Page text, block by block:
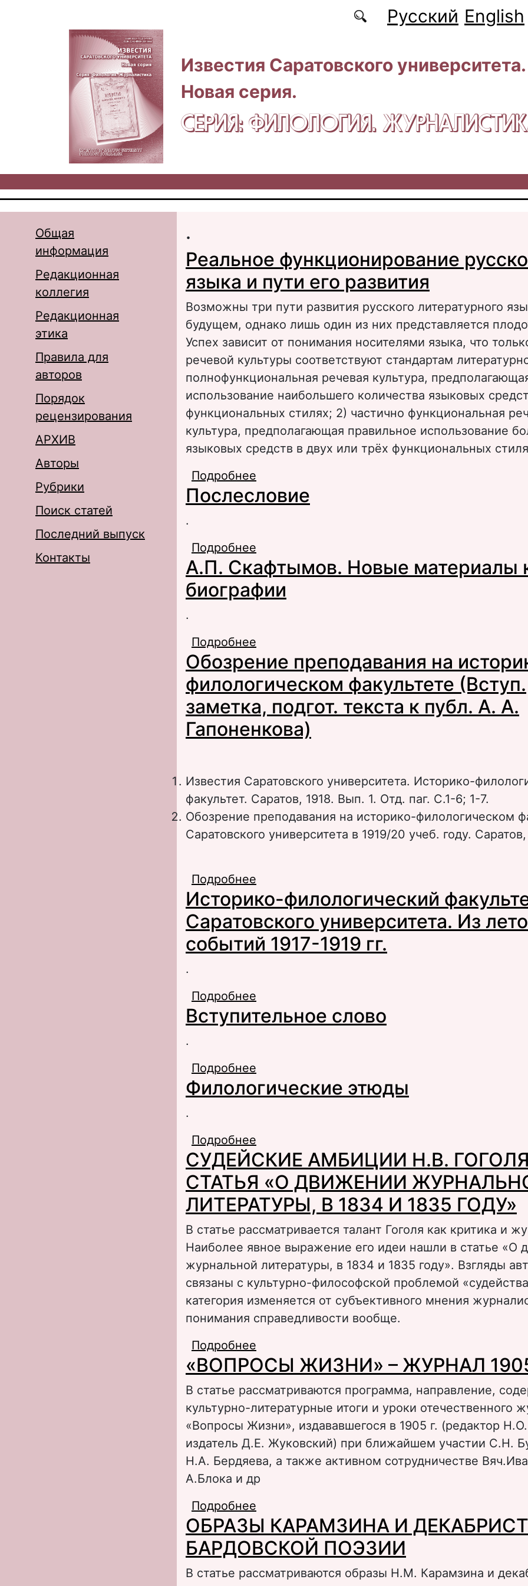
Русский English
Известия Саратовского университета.
Новая серия.
СЕРИЯ: ФИЛОЛОГИЯ.
Общая
информация
Редакционная
коллегия
Редакционная
этика
Правила для
авторов
Порядок
рецензирования
АРХИВ
Авторы
Рубрики
Поиск статей
Последний выпуск
Контакты
.
Реальное функционирование
языка и пути его развития
Возможны три пути развития русского литературного
будущем, однако лишь один из них представляется
Успех зависит от понимания носителями языка, что
речевой культуры соответствуют стандартам
полнофункциональная речевая культура,
использование наибольшего количества языковых
функциональных стилях; 2) частично функциональная
культура, предполагающая правильное использование
языковых средств в двух или трёх функциональных
Подробнее
развития
Послесловие
.
Подробнее
А.П. Скафтымов. Новые материалы
биографии
.
Подробнее
Обозрение преподавания на
филологическом факультете (Вступ.
заметка, подгот. текста к публ. А. А.
Гапоненкова)
Известия Саратовского университета. Историко-
факультет. Саратов, 1918. Вып. 1. Отд. паг. С.1-6; 1-7.
Обозрение преподавания на историко-филологическом
Саратовского университета в 1919/20 учеб. году. Саратов,
Подробнее
факультете (Вступ. заметка, подгот. текста к
Гапоненкова)
Историко-филологический
Саратовского университета. Из
событий 1917-1919 гг.
.
Подробнее
университета. Из летописи событий 1917-1919
Вступительное слово
.
Подробнее
Филологические этюды
.
Подробнее
СУДЕЙСКИЕ АМБИЦИИ Н.В.
СТАТЬЯ «О ДВИЖЕНИИ
ЛИТЕРАТУРЫ, В 1834 И 1835 ГОДУ»
В статье рассматривается талант Гоголя как критика и
Наиболее явное выражение его идеи нашли в статье «О
журнальной литературы, в 1834 и 1835 году». Взгляды
связаны с культурно-философской проблемой
категория изменяется от субъективного мнения
понимания справедливости вообще.
Подробнее
ДВИЖЕНИИ ЖУРНАЛЬНОЙ ЛИТЕРАТУРЫ, В
«ВОПРОСЫ ЖИЗНИ» – ЖУРНАЛ
В статье рассматриваются программа, направление,
культурно-литературные итоги и уроки отечественного
«Вопросы Жизни», издававшегося в 1905 г. (редактор
издатель Д.Е. Жуковский) при ближайшем участии С.Н.
Н.А. Бердяева, а также активном сотрудничестве
А.Блока и др
Подробнее
ОБРАЗЫ КАРАМЗИНА И
БАРДОВСКОЙ ПОЭЗИИ
В статье рассматриваются образы Н.М. Карамзина и